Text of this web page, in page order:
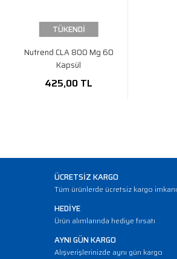
TÜKENDİ
Nutrend CLA 800 Mg 60
Kapsül
425,00 TL
ÜCRETSİZ KARGO
Tüm ürünlerde ücretsiz kargo imkanı
HEDİYE
Ürün alımlarında hediye fırsatı
AYNI GÜN KARGO
Alışverişlerinizde aynı gün kargo